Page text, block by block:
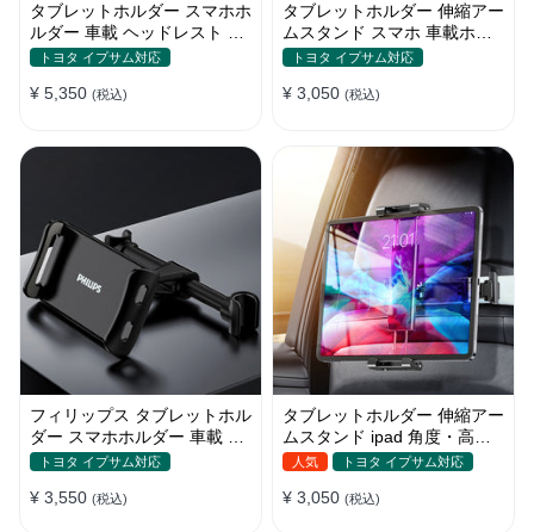
タブレットホルダー スマホホ
ルダー 車載 ヘッドレスト 後
部座席 ipad カー用品
トヨタ イプサム対応
¥ 5,350 (税込)
タブレットホルダー 伸縮アー
ムスタンド スマホ 車載ホル
ダー ipad 角度・高さ調整
トヨタ イプサム対応
¥ 3,050 (税込)
フィリップス タブレットホル
ダー スマホホルダー 車載 ヘ
ッドレスト ipad 角度調整
トヨタ イプサム対応
¥ 3,550 (税込)
タブレットホルダー 伸縮アー
ムスタンド ipad 角度・高さ
調整 スマホ 車載 ヘッドレス
人気 トヨタ イプサム対応
¥ 3,050 (税込)